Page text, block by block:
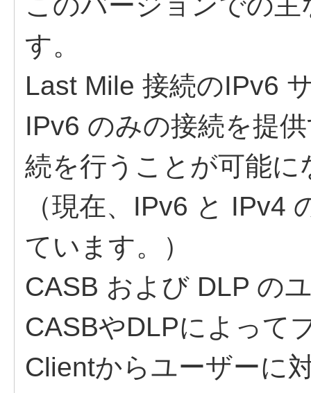
す。​
Last Mile 接続のIPv6
IPv6 のみの接続を提
続を行うことが可能に
（現在、IPv6 と IPv4
ています。）​
CASB および DLP の
CASBやDLPによって
Clientからユーザーに